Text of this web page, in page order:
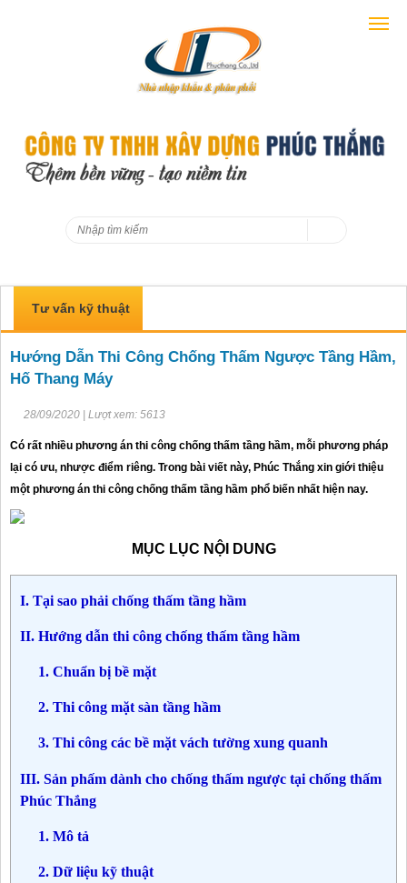
Tư vấn kỹ thuật
Hướng Dẫn Thi Công Chống Thấm Ngược Tầng Hầm,
Hố Thang Máy
28/09/2020 | Lượt xem: 5613
Có rất nhiều phương án thi công chống thấm tầng hầm, mỗi phương pháp
lại có ưu, nhược điểm riêng. Trong bài viết này, Phúc Thắng xin giới thiệu
một phương án thi công chống thấm tầng hầm phổ biến nhất hiện nay.
MỤC LỤC NỘI DUNG
I. Tại sao phải chống thấm tầng hầm
II. Hướng dẫn thi công chống thấm tầng hầm
1. Chuẩn bị bề mặt
2. Thi công mặt sàn tầng hầm
3. Thi công các bề mặt vách tường xung quanh
III. Sản phấm dành cho chống thấm ngược tại chống thấm
Phúc Thắng
1. Mô tả
2. Dữ liệu kỹ thuật